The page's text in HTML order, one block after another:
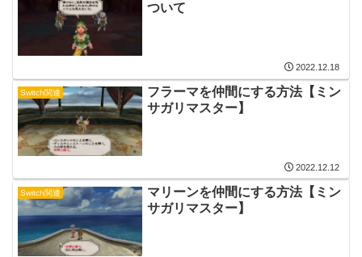
ついて
2022.12.18
Switch関連
フラーマを仲間にする方法【ミン
サガリマスター】
2022.12.12
Switch関連
マリーンを仲間にする方法【ミン
サガリマスター】